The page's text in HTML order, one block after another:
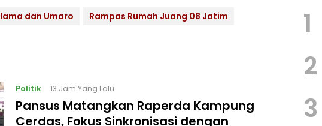
dan Umaro Rampas Rumah Juang 08 Jatim
Politik 13 Jam Yang Lalu
Pansus Matangkan Raperda Kampung
Cerdas, Fokus Sinkronisasi dengan
1
2
3